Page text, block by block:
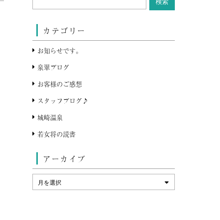
カテゴリー
お知らせです。
泉翠ブログ
お客様のご感想
スタッフブログ♪
城崎温泉
若女将の読書
アーカイブ